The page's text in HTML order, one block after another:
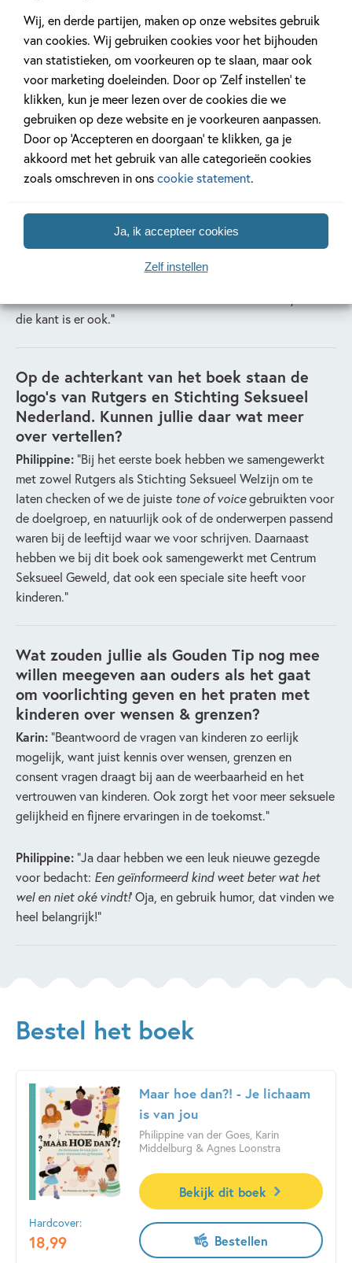
Wij, en derde partijen, maken op onze websites gebruik
van cookies. Wij gebruiken cookies voor het bijhouden
van statistieken, om voorkeuren op te slaan, maar ook
voor marketing doeleinden. Door op ‘Zelf instellen’ te
klikken, kun je meer lezen over de cookies die we
gebruiken op deze website en je voorkeuren aanpassen.
Door op ‘Accepteren en doorgaan’ te klikken, ga je
akkoord met het gebruik van alle categorieën cookies
zoals omschreven in onscookie statement.
Ja, ik accepteer cookies
Zelf instellen
wat ouder worden en meer online interactie hebben, zoals
bij online games en chatten, is dat een goed moment om te
bespreken hoe je daar met elkaar omgaat. Je kunt ze
bijvoorbeeld uitleg geven over privacy, en ook wat dit
online betekent. Je kunt dit doen door kritische vragen aan
je kinderen te stellen, zoals of ze weten wie diegene met
wie ze online contact hebben echt is en of het echte leven
echt zo mooi is als je op sommige foto’s online ziet.”
vermogen van het kind aan te spreken door ze te vragen
hoe zij het zouden vinden als er een foto werd
rondgestuurd waar ze niet leuk op staan. Natuurlijk
die kant is er ook.”
Op de achterkant van het boek staan de
logo’s van Rutgers en Stichting Seksueel
Nederland. Kunnen jullie daar wat meer
over vertellen?
Philippine: “Bij het eerste boek hebben we samengewerkt
met zowel Rutgers als Stichting Seksueel Welzijn om te
laten checken of we de juiste tone of voicegebruikten voor
de doelgroep, en natuurlijk ook of de onderwerpen passend
waren bij de leeftijd waar we voor schrijven. Daarnaast
hebben we bij dit boek ook samengewerkt met Centrum
Seksueel Geweld, dat ook een speciale site heeft voor
kinderen.”
Wat zouden jullie als Gouden Tip nog mee
willen meegeven aan ouders als het gaat
om voorlichting geven en het praten met
kinderen over wensen & grenzen?
Karin: “Beantwoord de vragen van kinderen zo eerlijk
mogelijk, want juist kennis over wensen, grenzen en
consent vragen draagt bij aan de weerbaarheid en het
vertrouwen van kinderen. Ook zorgt het voor meer seksuele
gelijkheid en fijnere ervaringen in de toekomst.”
Philippine: “Ja daar hebben we een leuk nieuwe gezegde
voor bedacht: Een geïnformeerd kind weet beter wat het
wel en niet oké vindt!’ Oja, en gebruik humor, dat vinden we
heel belangrijk!”
Bestel het boek
Hardcover:
18,99
Maar hoe dan?! - Je lichaam
is van jou
Philippine van der Goes, Karin
Middelburg & Agnes Loonstra
Bekijk dit boek
Bestellen